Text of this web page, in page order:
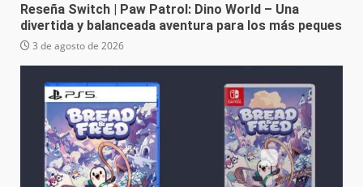
Reseña Switch | Paw Patrol: Dino World – Una
divertida y balanceada aventura para los más peques
3 de agosto de 2026